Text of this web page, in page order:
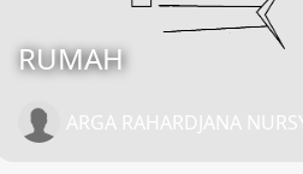
RUMAH
ARGA RAHARDJANA